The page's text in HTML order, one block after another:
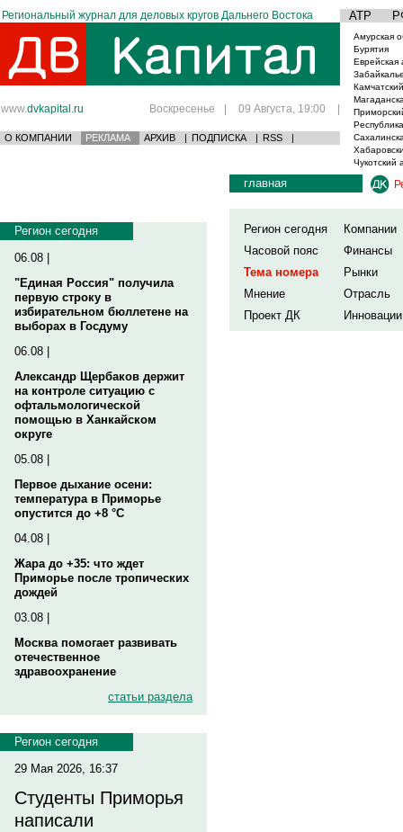
Региональный журнал для деловых кругов Дальнего Востока АТР
www.dvkapital.ru Воскресенье | 09 Августа, 19:00 |
О КОМПАНИИ РЕКЛАМА АРХИВ | ПОДПИСКА | RSS |
Амурская
Бурятия
Еврейская
Чукотский
Регион сегодня
06.08 |
"Единая Россия" получила
первую строку в
избирательном бюллетене на
выборах в Госдуму
06.08 |
Александр Щербаков держит
на контроле ситуацию с
офтальмологической
помощью в Ханкайском
округе
05.08 |
Первое дыхание осени:
температура в Приморье
опустится до +8 °C
04.08 |
Жара до +35: что ждет
Приморье после тропических
дождей
03.08 |
Москва помогает развивать
отечественное
здравоохранение
статьи раздела
Регион сегодня
29 Мая 2026, 16:37
Студенты Приморья
написали
главная
Регион сегодня
Компании
Часовой пояс
Финансы
Тема номера
Рынки
Мнение
Отрасль
Проект ДК
Инновации